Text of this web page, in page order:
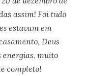
assim! Foi tudo
estavam em
Deus
energias, muito
completo!